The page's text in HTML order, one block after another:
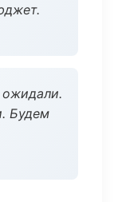
Будем